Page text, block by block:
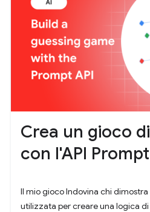
Crea un gioco
con l'API Prompt
Il mio gioco Indovina chi
utilizzata per creare una logica